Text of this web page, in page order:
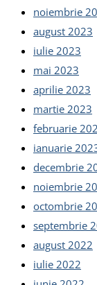
noiembrie
august 2023
iulie 2023
mai 2023
aprilie 2023
martie 2023
februarie
ianuarie
decembrie
noiembrie
octombrie
septembrie
august 2022
iulie 2022